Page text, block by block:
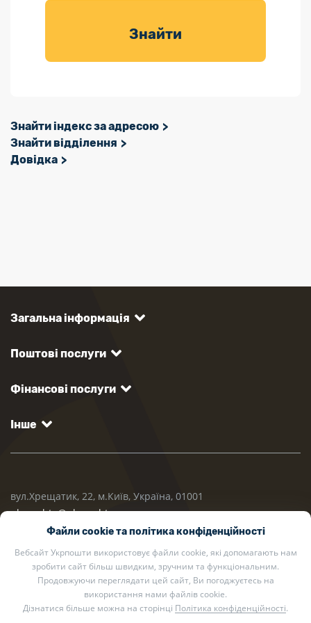
товарів для
Знайти
Знайти індекс за адресою
Знайти відділення
Довідка
Загальна інформація
Поштові послуги
Фінансові послуги
Інше
вул.Хрещатик, 22, м.Київ, Україна, 01001
ukrposhta@ukrposhta.ua
Файли cookie та політика конфіденційності
Вебсайт Укрпошти використовує файли cookie, які допомагають нам
зробити сайт більш швидким, зручним та функціональним.
Продовжуючи переглядати цей сайт, Ви погоджуєтесь на
використання нами файлів cookie.
Дізнатися більше можна на сторінці Політика конфіденційності.